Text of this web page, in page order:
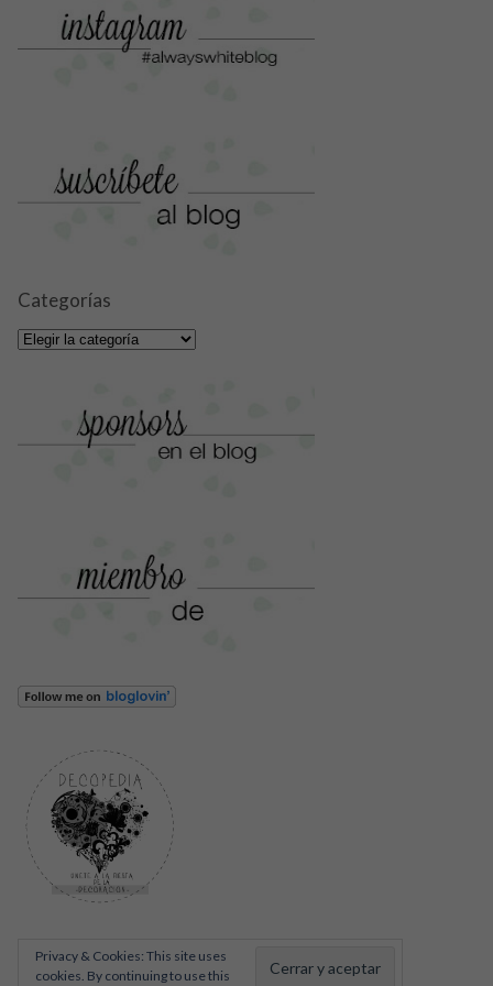
Categorías
Categorías
Privacy & Cookies: This site uses
cookies. By continuing to use this